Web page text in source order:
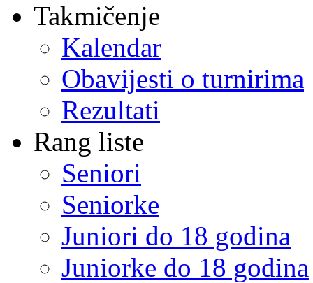
Takmičenje
Kalendar
Obavijesti o turnirima
Rezultati
Rang liste
Seniori
Seniorke
Juniori do 18 godina
Juniorke do 18 godina